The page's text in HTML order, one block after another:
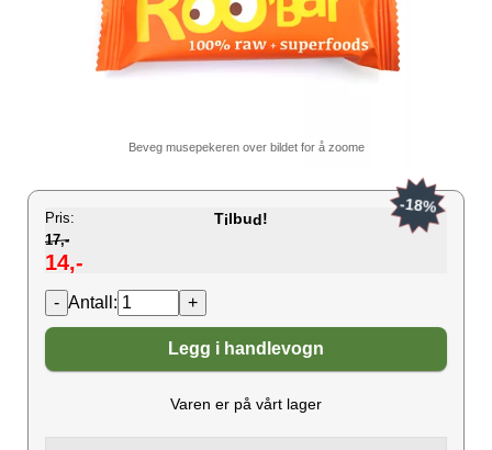
Beveg musepekeren over bildet for å zoome
Pris: Tilbud!
17,-
14,-
-18%
Antall:
Legg i handlevogn
Varen er på vårt lager